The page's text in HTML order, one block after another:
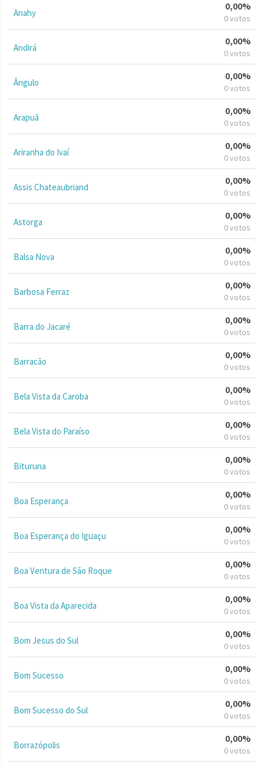
Anahy
0,00%
0 votos
Andirá
0,00%
0 votos
Ângulo
0,00%
0 votos
Arapuã
0,00%
0 votos
Ariranha do Ivaí
0,00%
0 votos
Assis Chateaubriand
0,00%
0 votos
Astorga
0,00%
0 votos
Balsa Nova
0,00%
0 votos
Barbosa Ferraz
0,00%
0 votos
Barra do Jacaré
0,00%
0 votos
Barracão
0,00%
0 votos
Bela Vista da Caroba
0,00%
0 votos
Bela Vista do Paraíso
0,00%
0 votos
Bituruna
0,00%
0 votos
Boa Esperança
0,00%
0 votos
Boa Esperança do Iguaçu
0,00%
0 votos
Boa Ventura de São Roque
0,00%
0 votos
Boa Vista da Aparecida
0,00%
0 votos
Bom Jesus do Sul
0,00%
0 votos
Bom Sucesso
0,00%
0 votos
Bom Sucesso do Sul
0,00%
0 votos
Borrazópolis
0,00%
0 votos